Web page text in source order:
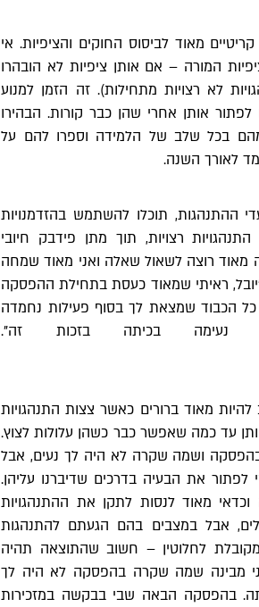
מאוד לביסוס החוקים והציפיות. אי
המורה – אם אותן ציפיות לא הובהרו
לא רצויות מתחילות). זה הזמן למנוע
אותן אחרי שהן כבר קורות. הבהירו
בכל שלב של הלמידה וספרו להם על
לאורך השנה.
תוכלו להשתמש בהזדמנויות
רצויות, תוך מתן פידבק חיובי
מאוד רוצה לשאול שאלה ואני מאוד שמחה
ראיתי שמאוד כעסת בתחילת ההפסקה
הכבוד שמצאת לך בסוף פעילות נחמדה
נעימה בכיתה בזכות זה".
מאוד ברורים כאשר צצות התנהגויות
אותן עד כמה שאפשר כבר כשהן עלולות לצוץ.
ושמה שקרה לא היה לך נעים, אבל
את הבעיה בדרכים שדיברנו עליהן.
מאוד לנסות לתקן את ההתנהגויות
אבל במצבים בהם הגעתם להתנהגות
לחלוטין – חשוב שהתוצאה תהיה
מבינה שמה שקרה בהפסקה לא היה לך
בהפסקה הבאה שבי בבקשה במזכירות